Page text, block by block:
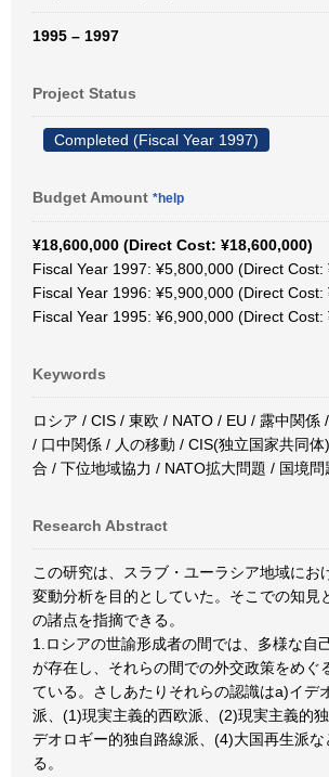
1995 – 1997
Project Status
Completed (Fiscal Year 1997)
Budget Amount *help
¥18,600,000 (Direct Cost: ¥18,600,000)
Fiscal Year 1997: ¥5,800,000 (Direct Cost:
Fiscal Year 1996: ¥5,900,000 (Direct Cost:
Fiscal Year 1995: ¥6,900,000 (Direct Cost:
Keywords
ロシア / CIS / 東欧 / NATO / EU / 露中関係
/ 口中関係 / 人の移動 / CIS(独立国家共同
合 / 下位地域協力 / NATO拡大問題 / 国境問
Research Abstract
この研究は、スラブ・ユーラシア地域にお
変動分析を目的としていた。そこでの知見
の諸点を指摘できる。
1.ロシアの世諭形成者の間では、多様な自
が存在し、それらの間での外交政策をめぐ
ている。さしあたりそれらの認識はa)イデ
派、(1)現実主義的西欧派、(2)現実主義的
デオロギー的独自路線派、(4)大国再生派な
る。